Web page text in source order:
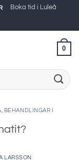
Boka tid i Luleå
0
BEHANDLINGAR I
LARSSON